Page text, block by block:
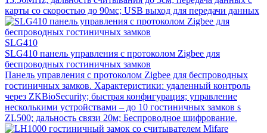
карты со скоростью до 90мс; USB выход для передачи данных
SLG410
SLG410 панель управления с протоколом Zigbee для
беспроводных гостиничных замков
Панель управления с протоколом Zigbee для беспроводных
гостиничных замков. Характеристики: удаленный контроль
через ZKBioSecurity; быстрая конфигурация; управление
несколькими устройствами – до 10 гостиничных замков s
ZL500; дальность связи 20м; Беспроводное шифрование.